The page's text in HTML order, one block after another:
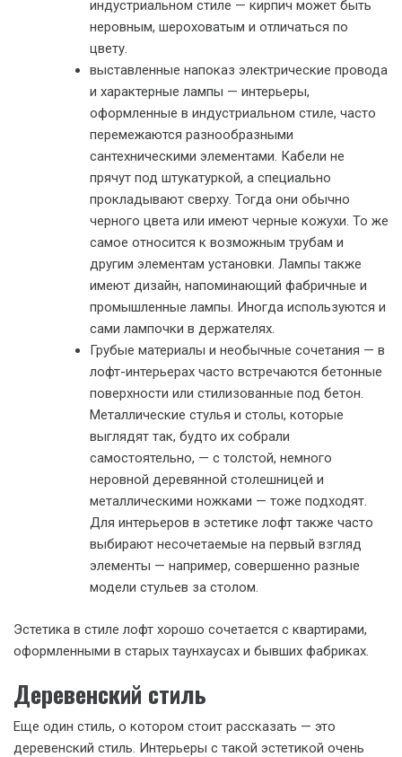
индустриальном стиле — кирпич может быть
неровным, шероховатым и отличаться по
цвету.
выставленные напоказ электрические провода
и характерные лампы — интерьеры,
оформленные в индустриальном стиле, часто
перемежаются разнообразными
сантехническими элементами. Кабели не
прячут под штукатуркой, а специально
прокладывают сверху. Тогда они обычно
черного цвета или имеют черные кожухи. То же
самое относится к возможным трубам и
другим элементам установки. Лампы также
имеют дизайн, напоминающий фабричные и
промышленные лампы. Иногда используются и
сами лампочки в держателях.
Грубые материалы и необычные сочетания — в
лофт-интерьерах часто встречаются бетонные
поверхности или стилизованные под бетон.
Металлические стулья и столы, которые
выглядят так, будто их собрали
самостоятельно, — с толстой, немного
неровной деревянной столешницей и
металлическими ножками — тоже подходят.
Для интерьеров в эстетике лофт также часто
выбирают несочетаемые на первый взгляд
элементы — например, совершенно разные
модели стульев за столом.
Эстетика в стиле лофт хорошо сочетается с квартирами,
оформленными в старых таунхаусах и бывших фабриках.
Деревенский стиль
Еще один стиль, о котором стоит рассказать — это
деревенский стиль. Интерьеры с такой эстетикой очень